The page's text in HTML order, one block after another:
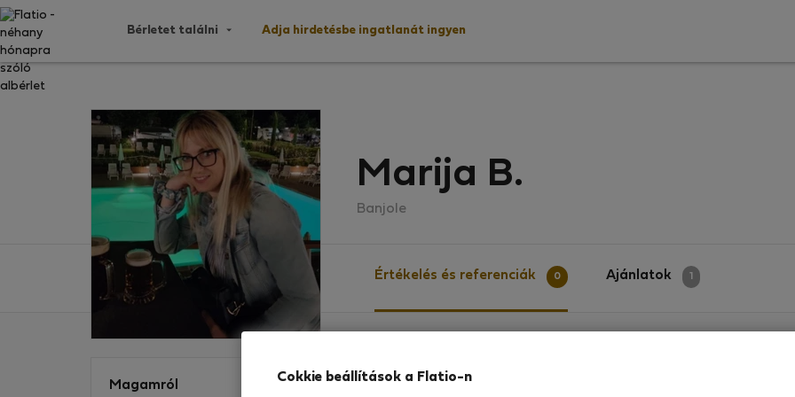
Bérletet találni Adja hirdetésbe ingatlanát ingyen
Marija B.
Banjole
Értékelés és referenciák 0 Ajánlatok
Magamról
Értékelés
Cokkie beállítások a Flatio-n